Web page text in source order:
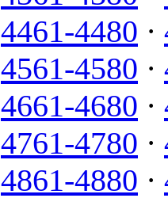
4461-4480 ·
4561-4580 ·
4661-4680 ·
4761-4780 ·
4861-4880 ·